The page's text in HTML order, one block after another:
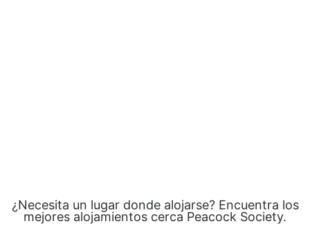
¿Necesita un lugar donde alojarse? Encuentra los
mejores alojamientos cerca Peacock Society.